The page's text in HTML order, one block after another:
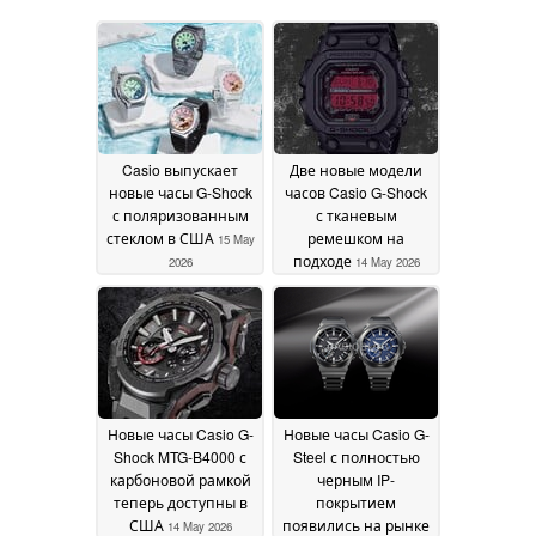
Casio выпускает
новые часы G-Shock
с поляризованным
стеклом в США 15 May
2026
Две новые модели
часов Casio G-Shock
с тканевым
ремешком на
подходе 14 May 2026
Новые часы Casio G-
Shock MTG-B4000 с
карбоновой рамкой
теперь доступны в
США 14 May 2026
Новые часы Casio G-
Steel с полностью
черным IP-
покрытием
появились на рынке